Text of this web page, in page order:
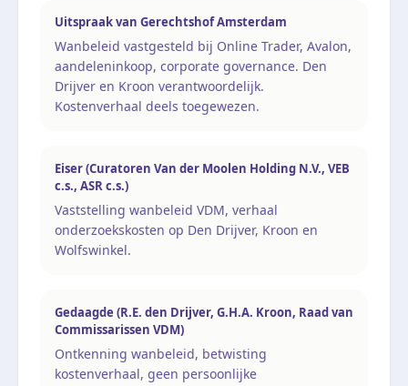
Uitspraak van Gerechtshof Amsterdam
Wanbeleid vastgesteld bij Online Trader, Avalon,
aandeleninkoop, corporate governance. Den
Drijver en Kroon verantwoordelijk.
Kostenverhaal deels toegewezen.
Eiser (Curatoren Van der Moolen Holding N.V., VEB
c.s., ASR c.s.)
Vaststelling wanbeleid VDM, verhaal
onderzoekskosten op Den Drijver, Kroon en
Wolfswinkel.
Gedaagde (R.E. den Drijver, G.H.A. Kroon, Raad van
Commissarissen VDM)
Ontkenning wanbeleid, betwisting
kostenverhaal, geen persoonlijke